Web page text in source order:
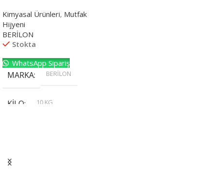
Kimyasal Ürünleri, Mutfak
Hijyeni
BERİLON
Stokta
WhatsApp Sipariş
MARKA BERİLON
KILO
10 KG